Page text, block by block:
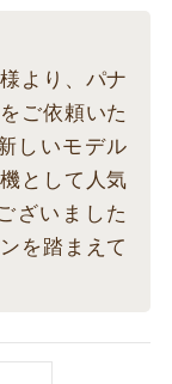
より、パナ
ご依頼いた
しいモデル
として人気
ざいました
を踏まえて